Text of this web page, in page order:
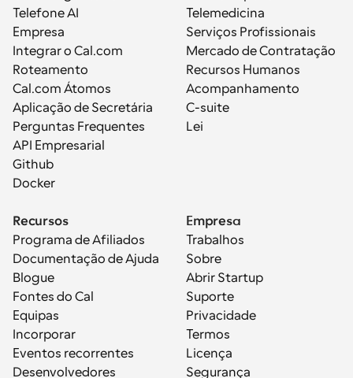
Telefone AI
Empresa
Integrar o Cal.com
Roteamento
Cal.com Átomos
Aplicação de Secretária
Perguntas Frequentes
API Empresarial
Github
Docker
Telemedicina
Serviços Profissionais
Mercado de Contratação
Recursos Humanos
Acompanhamento
C-suite
Lei
Recursos
Programa de Afiliados
Documentação de Ajuda
Blogue
Fontes do Cal
Equipas
Incorporar
Eventos recorrentes
Desenvolvedores
Empresa
Trabalhos
Sobre
Abrir Startup
Suporte
Privacidade
Termos
Licença
Segurança